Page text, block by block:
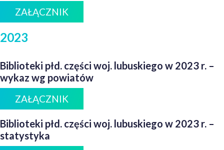
ZAŁĄCZNIK
2023
Biblioteki płd. części woj. lubuskiego w 2023 r. –
wykaz wg powiatów
ZAŁĄCZNIK
Biblioteki płd. części woj. lubuskiego w 2023 r. –
statystyka